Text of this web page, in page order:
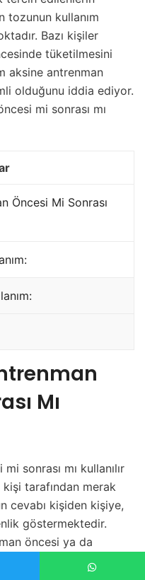
tozunun kullanım
Bazı kişiler
tüketilmesini
aksine antrenman
olduğunu iddia ediyor.
mi sonrası mı
Öncesi Mi Sonrası
Mı
sonrası mı kullanılır
tarafından merak
cevabı kişiden kişiye,
göstermektedir.
öncesi ya da
ihtiyacına ve